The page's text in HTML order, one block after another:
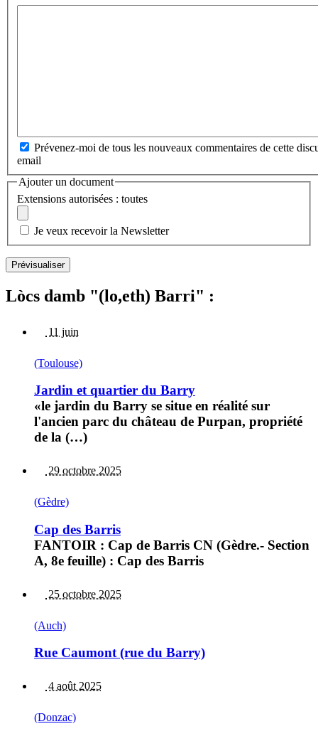
Prévenez-moi de tous les nouveaux commentaires de cette
email
Ajouter un document
Extensions autorisées : toutes
Je veux recevoir la Newsletter
Lòcs damb "(lo,eth) Barri" :
11 juin
(Toulouse)
Jardin et quartier du Barry
«le jardin du Barry se situe en réalité sur
l'ancien parc du château de Purpan, propriété
de la (…)
29 octobre 2025
(Gèdre)
Cap des Barris
FANTOIR : Cap de Barris CN (Gèdre.- Section
A, 8e feuille) : Cap des Barris
25 octobre 2025
(Auch)
Rue Caumont (rue du Barry)
4 août 2025
(Donzac)